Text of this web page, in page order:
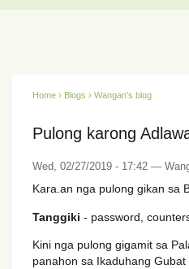
Home › Blogs › Wangan's blog
Pulong karong
Wed, 02/27/2019 - 17:42 —
Kara.an nga pulong gikan sa
Tanggiki - password,
Kini nga pulong gigamit sa
panahon sa Ikaduhang